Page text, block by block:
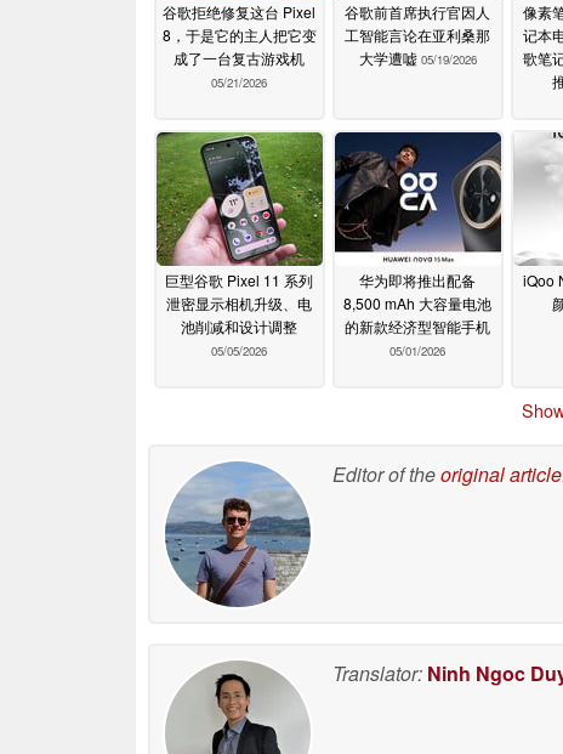
谷歌拒绝修复这台 Pixel
8，于是它的主人把它变
成了一台复古游戏机
05/21/2026
谷歌前首席执行官因人
工智能言论在亚利桑那
大学遭嘘 05/19/2026
像素
记本
歌笔
巨型谷歌 Pixel 11 系列
泄密显示相机升级、电
池削减和设计调整
05/05/2026
华为即将推出配备
8,500 mAh 大容量电池
的新款经济型智能手机
05/01/2026
iQoo
Editor of theoriginal article
Translator: Ninh Ngoc